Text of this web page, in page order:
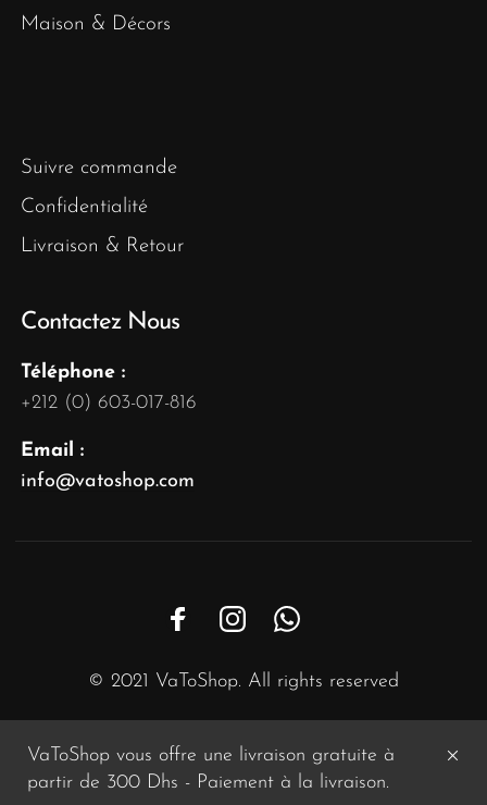
VaToShop vous offre une livraison gratuite à
partir de 300 Dhs - Paiement à la livraison.
Maison & Décors
Suivre commande
Confidentialité
Livraison & Retour
Contactez Nous
Téléphone :
+212 (0) 603-017-816
Email :
info@vatoshop.com
© 2021 VaToShop. All rights reserved